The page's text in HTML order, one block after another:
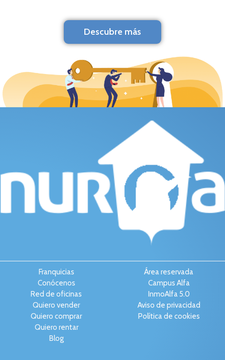
Descubre más
Franquicias
Conócenos
Red de oficinas
Quiero vender
Quiero comprar
Quiero rentar
Blog
Área reservada
Campus Alfa
InmoAlfa 5.0
Aviso de privacidad
Política de cookies